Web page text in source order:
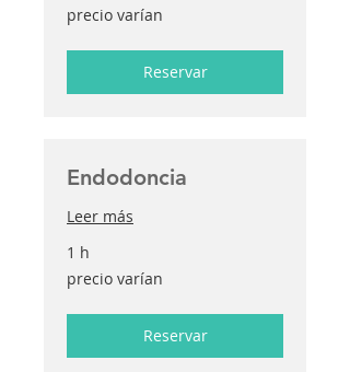
varían
precio varían
Reservar
Endodoncia
Leer más
1 h
varían
precio varían
Reservar